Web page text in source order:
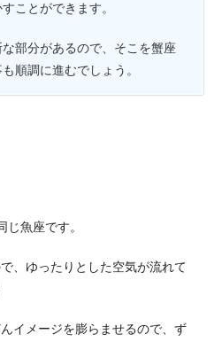
ことができます。
部分があるので、そこを蟹座
順調に進むでしょう。
魚座です。
、ゆったりとした空気が流れて
イメージを膨らませるので、ず